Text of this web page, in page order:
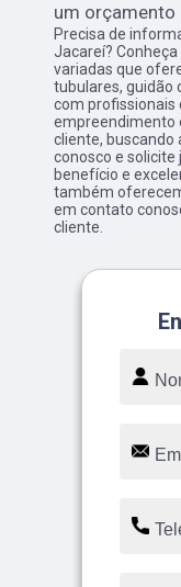
um orçamento
Precisa de
Jacareí?
variadas que
tubulares, guidão
com profissionais
empreendimento
cliente, buscando
conosco e solicite
benefício e
também
em contato
cliente.